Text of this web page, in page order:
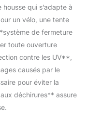
qui s’adapte à
un vélo, une tente
de fermeture
toute ouverture
contre les UV**,
causés par le
pour éviter la
déchirures** assure